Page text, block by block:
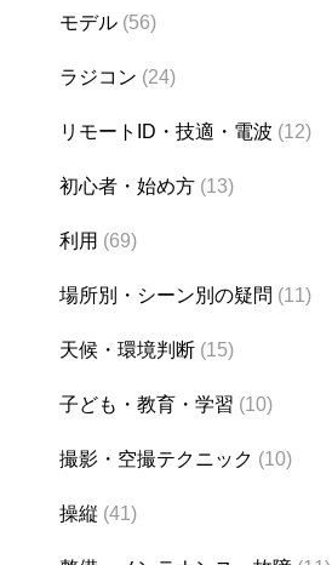
モデル (56)
ラジコン (24)
リモートID・技適・電波 (12)
初心者・始め方 (13)
利用 (69)
場所別・シーン別の疑問 (11)
天候・環境判断 (15)
子ども・教育・学習 (10)
撮影・空撮テクニック (10)
操縦 (41)